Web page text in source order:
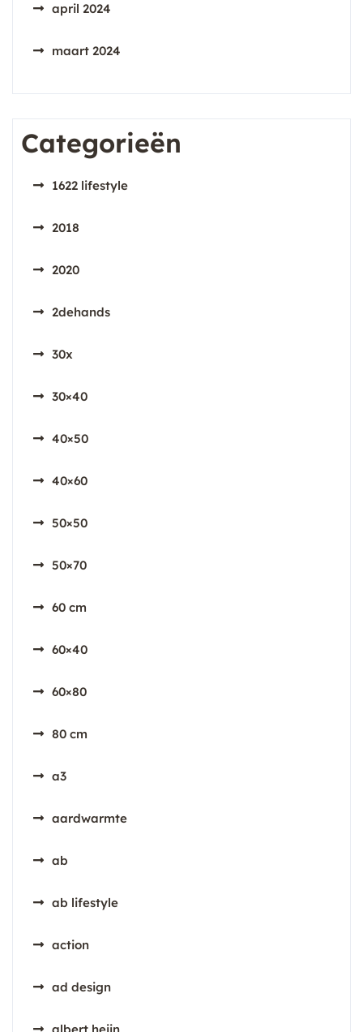
april 2024
maart 2024
Categorieën
1622 lifestyle
2018
2020
2dehands
30x
30×40
40×50
40×60
50×50
50×70
60 cm
60×40
60×80
80 cm
a3
aardwarmte
ab
ab lifestyle
action
ad design